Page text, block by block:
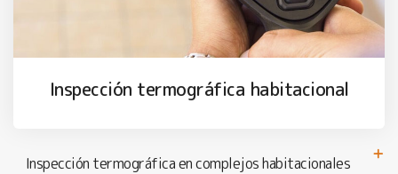
Inspección termográfica habitacional
Inspección termográfica en complejos habitacionales